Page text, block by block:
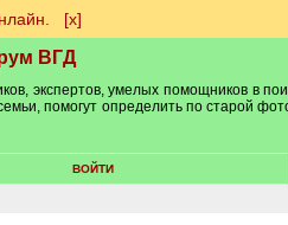
[х]
ВГД
экспертов, умелых помощников в
помогут определить по старой
ВОЙТИ